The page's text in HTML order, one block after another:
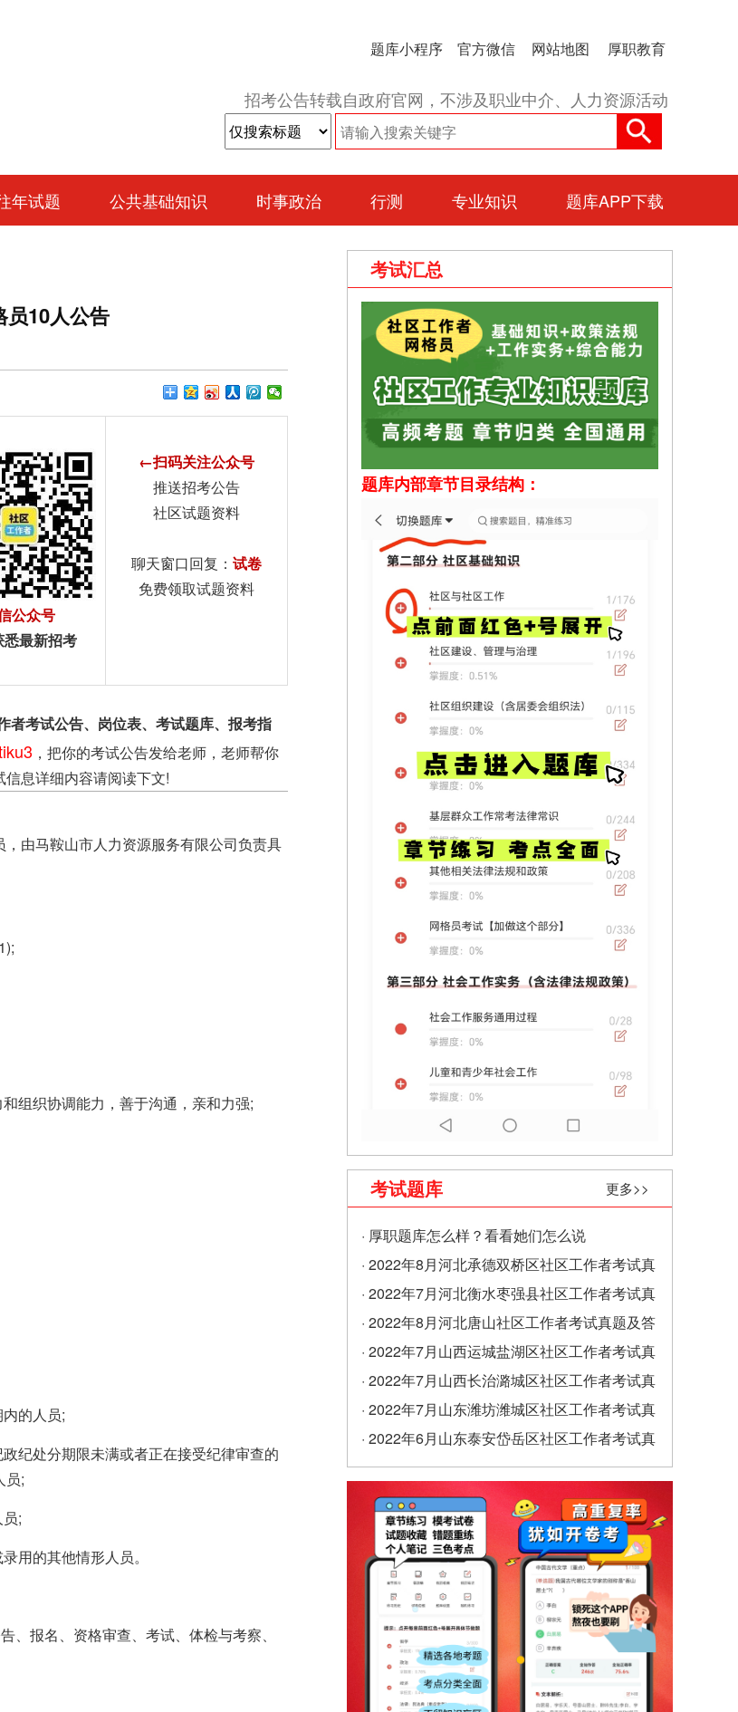
题库小程序 官方微信 网站地图 厚职教育
招考公告转载自政府官网，不涉及职业中介、人力资源活动
年试题 公共基础知识 时事政治 行测 专业知识 题库APP下载
员10人公告
公众号
悉最新招考
←扫码关注公众号
推送招考公告
社区试题资料
聊天窗口回复： 试卷
免费领取试题资料
者考试公告、岗位表、考试题库、报考指
，把你的考试公告发给老师，老师帮你
息详细内容请阅读下文!
由马鞍山市人力资源服务有限公司负责具
组织协调能力，善于沟通，亲和力强;
的人员;
纪处分期限未满或者正在接受纪律审查的
员;
;
用的其他情形人员。
、报名、资格审查、考试、体检与考察、
考试汇总
题库内部章节目录结构：
考试题库 更多>>
· 厚职题库怎么样？看看她们怎么说
· 2022年8月河北承德双桥区社区工作者考试真
题及答案（精选）
· 2022年7月河北衡水枣强县社区工作者考试真
题及答案
· 2022年8月河北唐山社区工作者考试真题及答
案
· 2022年7月山西运城盐湖区社区工作者考试真
题及答案
· 2022年7月山西长治潞城区社区工作者考试真
题及答案
· 2022年7月山东潍坊潍城区社区工作者考试真
题及答案
· 2022年6月山东泰安岱岳区社区工作者考试真
题及答案（精选）